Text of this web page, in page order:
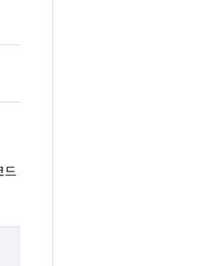
드